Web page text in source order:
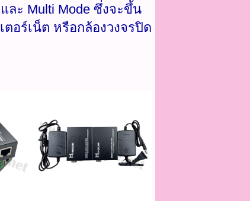
ละ Multi Mode ซึ่งจะขึ้น
อร์เน็ต หรือกล้องวงจรปิด